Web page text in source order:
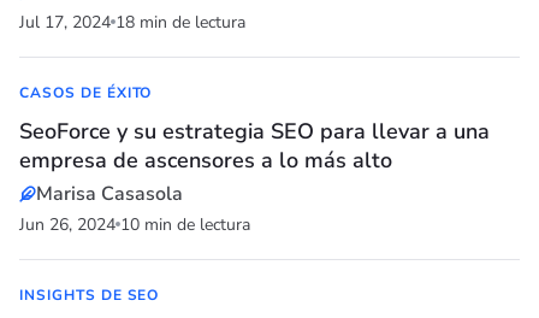
Jul 17, 2024 18 min de lectura
CASOS DE ÉXITO
SeoForce y su estrategia SEO para llevar a una
empresa de ascensores a lo más alto
Marisa Casasola
Jun 26, 2024 10 min de lectura
INSIGHTS DE SEO